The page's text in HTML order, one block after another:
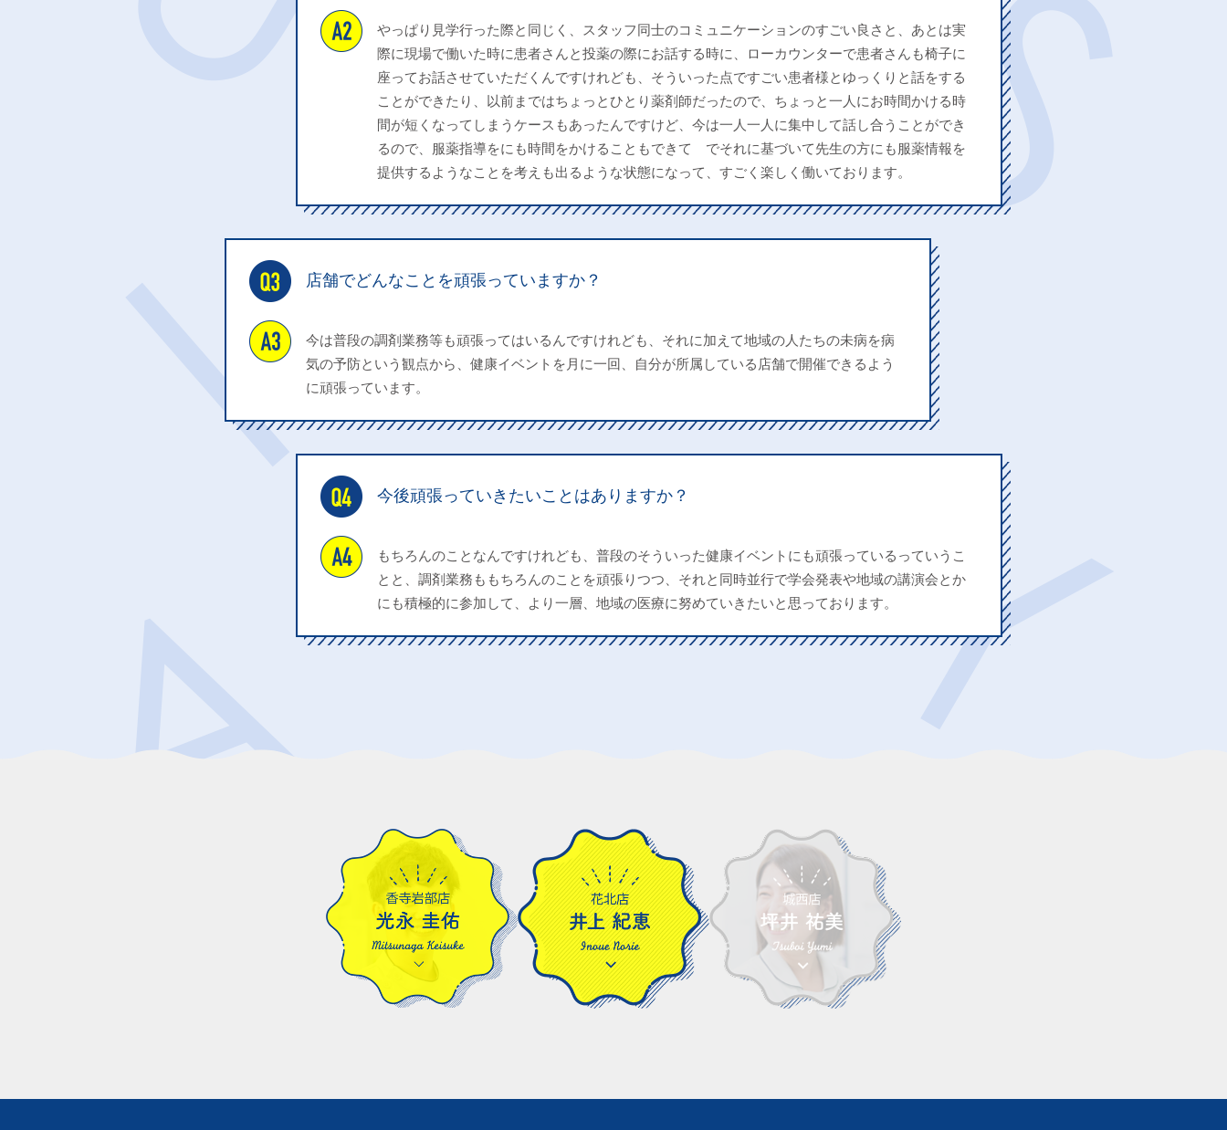
やっぱり見学行った際と同じく、スタッフ同士のコミュニケーションのすごい良さと、あとは実
際に現場で働いた時に患者さんと投薬の際にお話する時に、ローカウンターで患者さんも椅子に
座ってお話させていただくんですけれども、そういった点ですごい患者様とゆっくりと話をする
ことができたり、以前まではちょっとひとり薬剤師だったので、ちょっと一人にお時間かける時
間が短くなってしまうケースもあったんですけど、今は一人一人に集中して話し合うことができ
るので、服薬指導をにも時間をかけることもできて でそれに基づいて先生の方にも服薬情報を
提供するようなことを考えも出るような状態になって、すごく楽しく働いております。
店舗でどんなことを頑張っていますか？
今は普段の調剤業務等も頑張ってはいるんですけれども、それに加えて地域の人たちの未病を病
気の予防という観点から、健康イベントを月に一回、自分が所属している店舗で開催できるよう
に頑張っています。
今後頑張っていきたいことはありますか？
もちろんのことなんですけれども、普段のそういった健康イベントにも頑張っているっていうこ
とと、調剤業務ももちろんのことを頑張りつつ、それと同時並行で学会発表や地域の講演会とか
にも積極的に参加して、より一層、地域の医療に努めていきたいと思っております。